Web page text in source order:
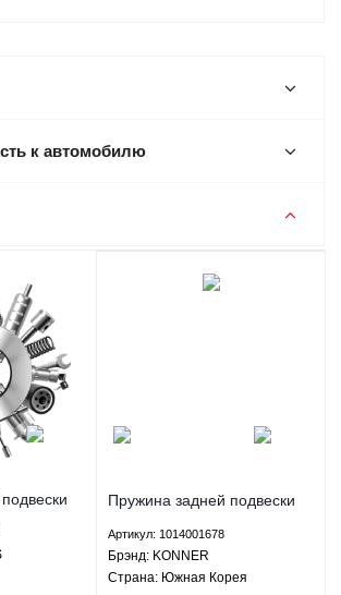
к автомобилю
Пружина задней подвески
GC6 - 1014001678 KONNER
Артикул: 1014001678
Брэнд: KONNER
Страна: Южная Корея